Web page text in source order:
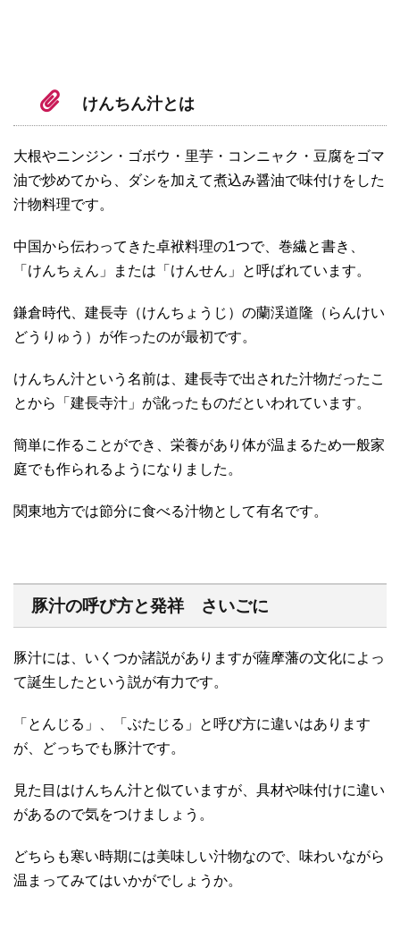
けんちん汁とは
大根やニンジン・ゴボウ・里芋・コンニャク・豆腐をゴマ
油で炒めてから、ダシを加えて煮込み醤油で味付けをした
汁物料理です。
中国から伝わってきた卓袱料理の1つで、巻繊と書き、
「けんちぇん」または「けんせん」と呼ばれています。
鎌倉時代、建長寺（けんちょうじ）の蘭渓道隆（らんけい
どうりゅう）が作ったのが最初です。
けんちん汁という名前は、建長寺で出された汁物だったこ
とから「建長寺汁」が訛ったものだといわれています。
簡単に作ることができ、栄養があり体が温まるため一般家
庭でも作られるようになりました。
関東地方では節分に食べる汁物として有名です。
豚汁の呼び方と発祥 さいごに
豚汁には、いくつか諸説がありますが薩摩藩の文化によっ
て誕生したという説が有力です。
「とんじる」、「ぶたじる」と呼び方に違いはあります
が、どっちでも豚汁です。
見た目はけんちん汁と似ていますが、具材や味付けに違い
があるので気をつけましょう。
どちらも寒い時期には美味しい汁物なので、味わいながら
温まってみてはいかがでしょうか。